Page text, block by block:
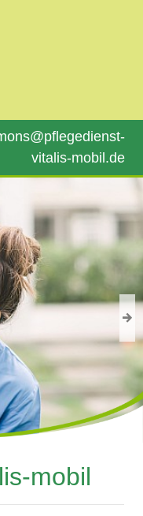
vitalis-mobil.de
mobil